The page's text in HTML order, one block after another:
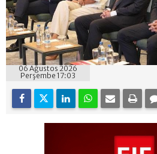
06 Ağustos 2026
Perşembe 17:03